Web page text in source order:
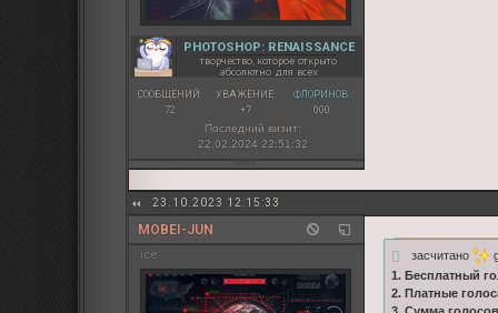
PHOTOSHOP: RENAISSANCE
творчество, которое открыто
абсолютно для всех
СООБЩЕНИЙ:
72
УВАЖЕНИЕ:
+7
ФЛОРИНОВ:
000
Последний визит:
22.02.2024 22:51:32
23.10.2023 12:15:33
MOBEI-JUN
ice засчитано
1. Бесплатный
2. Платные